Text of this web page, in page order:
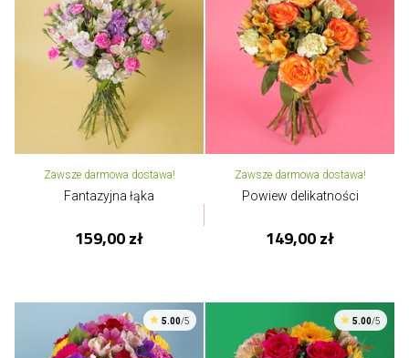
Zawsze darmowa dostawa!
Fantazyjna łąka
159,00 zł
Zawsze darmowa dostawa!
Powiew delikatności
149,00 zł
5.00/5 5.00/5